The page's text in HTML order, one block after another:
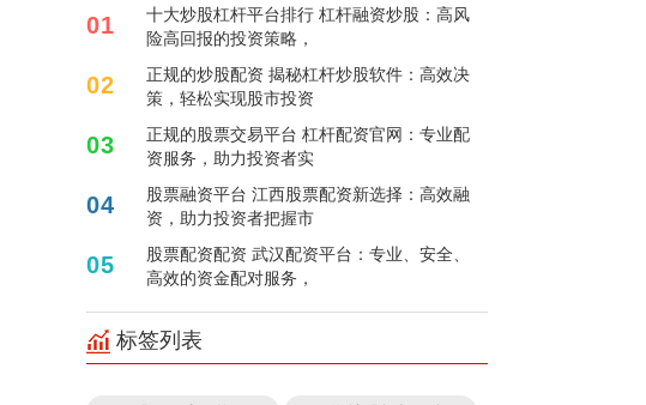
01
十大炒股杠杆平台排行 杠杆融资炒股：高风
险高回报的投资策略，
02
正规的炒股配资 揭秘杠杆炒股软件：高效决
策，轻松实现股市投资
03
正规的股票交易平台 杠杆配资官网：专业配
资服务，助力投资者实
04
股票融资平台 江西股票配资新选择：高效融
资，助力投资者把握市
05
股票配资配资 武汉配资平台：专业、安全、
高效的资金配对服务，
标签列表